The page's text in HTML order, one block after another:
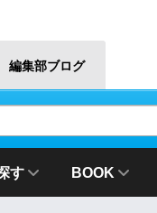
編集部ブログ
す BOOK